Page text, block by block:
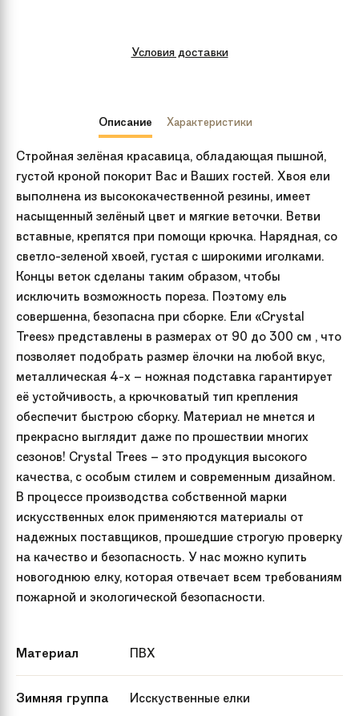
Условия доставки
Описание Характеристики
Стройная зелёная красавица, обладающая пышной,
густой кроной покорит Вас и Ваших гостей. Хвоя ели
выполнена из высококачественной резины, имеет
насыщенный зелёный цвет и мягкие веточки. Ветви
вставные, крепятся при помощи крючка. Нарядная, со
светло-зеленой хвоей, густая с широкими иголками.
Концы веток сделаны таким образом, чтобы
исключить возможность пореза. Поэтому ель
совершенна, безопасна при сборке. Ели «Crystal
Trees» представлены в размерах от 90 до 300 см , что
позволяет подобрать размер ёлочки на любой вкус,
металлическая 4-х – ножная подставка гарантирует
её устойчивость, а крючковатый тип крепления
обеспечит быстрою сборку. Материал не мнется и
прекрасно выглядит даже по прошествии многих
сезонов! Crystal Trees – это продукция высокого
качества, с особым стилем и современным дизайном.
В процессе производства собственной марки
искусственных елок применяются материалы от
надежных поставщиков, прошедшие строгую проверку
на качество и безопасность. У нас можно купить
новогоднюю елку, которая отвечает всем требованиям
пожарной и экологической безопасности.
Материал ПВХ
Зимняя группа Исскуственные елки